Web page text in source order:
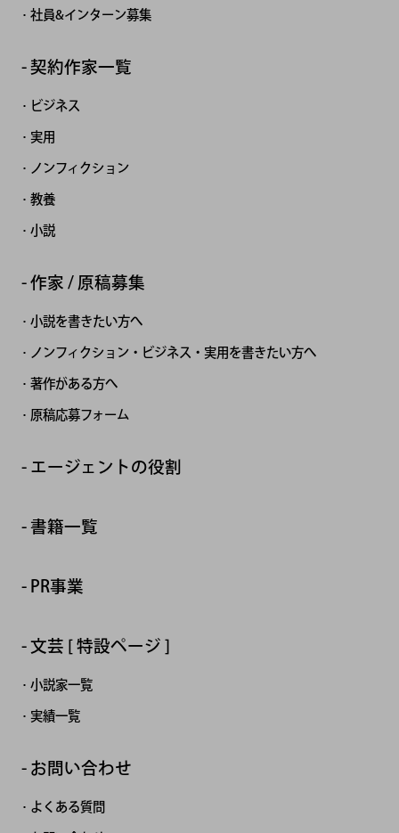
社員&インターン募集
契約作家一覧
ビジネス
実用
ノンフィクション
教養
小説
作家 / 原稿募集
小説を書きたい方へ
ノンフィクション・ビジネス・実用を書きたい方へ
著作がある方へ
原稿応募フォーム
エージェントの役割
書籍一覧
PR事業
文芸 [ 特設ページ ]
小説家一覧
実績一覧
お問い合わせ
よくある質問